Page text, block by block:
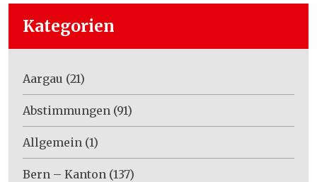
Kategorien
Aargau (21)
Abstimmungen (91)
Allgemein (1)
Bern – Kanton (137)